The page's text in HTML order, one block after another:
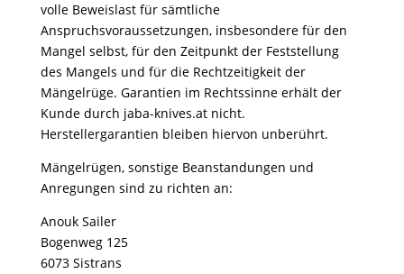
volle Beweislast für sämtliche
Anspruchsvoraussetzungen, insbesondere für den
Mangel selbst, für den Zeitpunkt der Feststellung
des Mangels und für die Rechtzeitigkeit der
Mängelrüge. Garantien im Rechtssinne erhält der
Kunde durch jaba-knives.at nicht.
Herstellergarantien bleiben hiervon unberührt.
Mängelrügen, sonstige Beanstandungen und
Anregungen sind zu richten an:
Anouk Sailer
Bogenweg 125
6073 Sistrans